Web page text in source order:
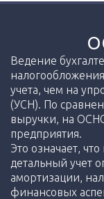
Ведение
учета, чем на
(УСН). По
выручки, на
предприятия.
Это означает,
детальный учет
амортизации,
финансовых